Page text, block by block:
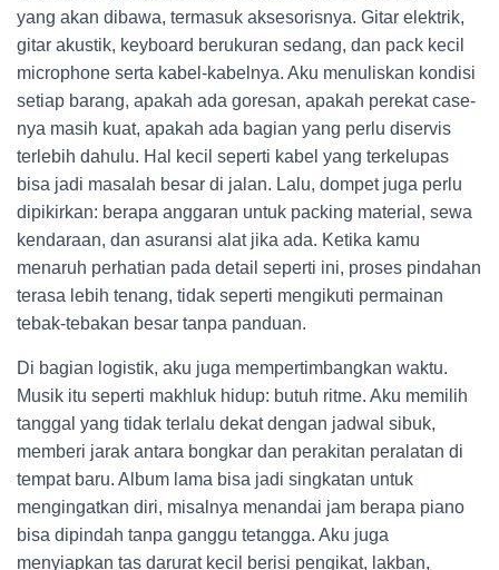
yang akan dibawa, termasuk aksesorisnya. Gitar elektrik,
gitar akustik, keyboard berukuran sedang, dan pack kecil
microphone serta kabel-kabelnya. Aku menuliskan kondisi
setiap barang, apakah ada goresan, apakah perekat case-
nya masih kuat, apakah ada bagian yang perlu diservis
terlebih dahulu. Hal kecil seperti kabel yang terkelupas
bisa jadi masalah besar di jalan. Lalu, dompet juga perlu
dipikirkan: berapa anggaran untuk packing material, sewa
kendaraan, dan asuransi alat jika ada. Ketika kamu
menaruh perhatian pada detail seperti ini, proses pindahan
terasa lebih tenang, tidak seperti mengikuti permainan
tebak-tebakan besar tanpa panduan.
Di bagian logistik, aku juga mempertimbangkan waktu.
Musik itu seperti makhluk hidup: butuh ritme. Aku memilih
tanggal yang tidak terlalu dekat dengan jadwal sibuk,
memberi jarak antara bongkar dan perakitan peralatan di
tempat baru. Album lama bisa jadi singkatan untuk
mengingatkan diri, misalnya menandai jam berapa piano
bisa dipindah tanpa ganggu tetangga. Aku juga
menyiapkan tas darurat kecil berisi pengikat, lakban,